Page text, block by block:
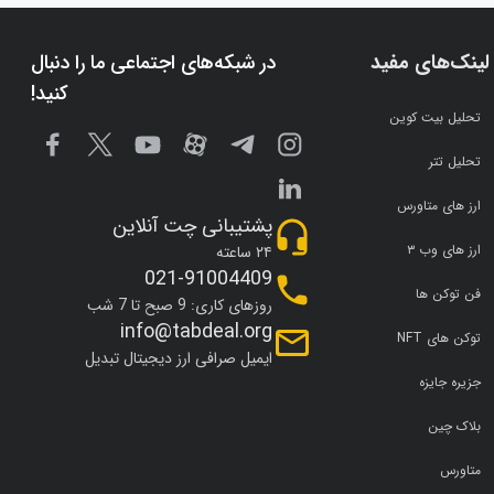
لینک‌های مفید
تحلیل بیت کوین
تحلیل تتر
ارز های متاورس
ارز های وب ۳
فن توکن ها
توکن های NFT
جزیره جایزه
بلاک چین
متاورس
در شبکه‌های اجتماعی ما را دنبال
کنید!
پشتیبانی چت آنلاین
۲۴ ساعته
021-91004409
روزهای کاری: 9 صبح تا 7 شب
info@tabdeal.org
ایمیل صرافی ارز دیجیتال تبدیل